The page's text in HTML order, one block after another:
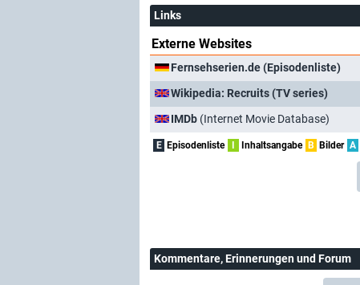
Links
Externe Websites
Fernsehserien.de (Episodenliste)
Wikipedia: Recruits (TV series)
IMDb (Internet Movie Database)
E Episodenliste I Inhaltsangabe B Bilder A
Kommentare, Erinnerungen und Forum